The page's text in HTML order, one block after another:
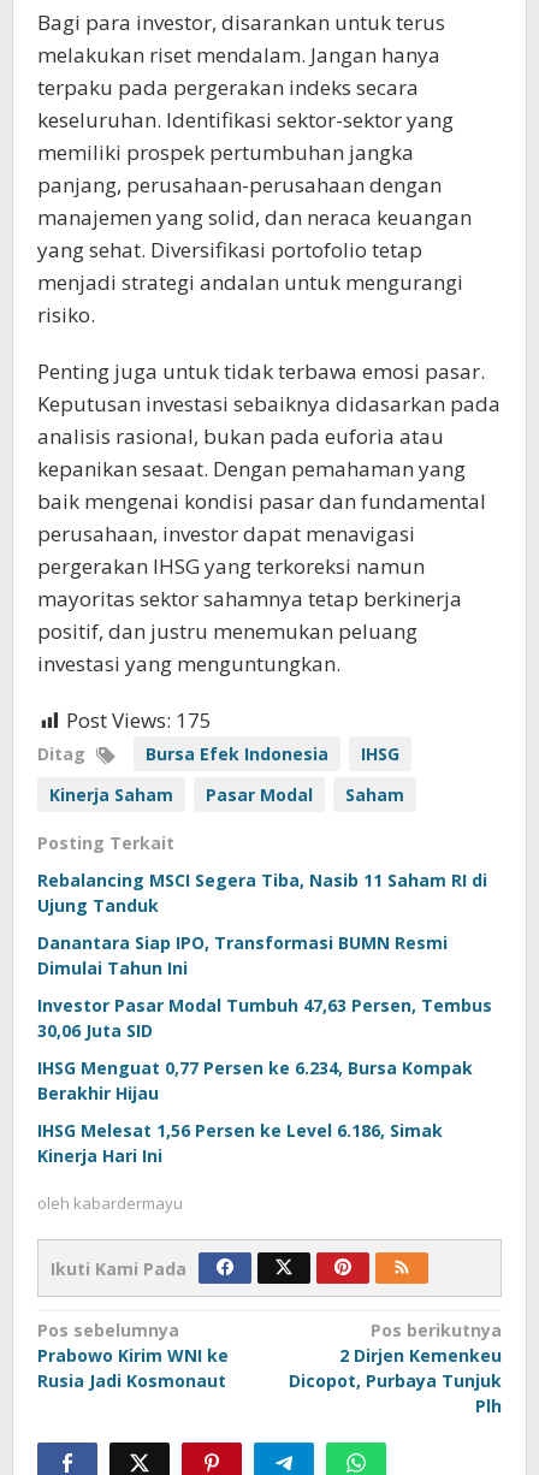
Bagi para investor, disarankan untuk terus
melakukan riset mendalam. Jangan hanya
terpaku pada pergerakan indeks secara
keseluruhan. Identifikasi sektor-sektor yang
memiliki prospek pertumbuhan jangka
panjang, perusahaan-perusahaan dengan
manajemen yang solid, dan neraca keuangan
yang sehat. Diversifikasi portofolio tetap
menjadi strategi andalan untuk mengurangi
risiko.
Penting juga untuk tidak terbawa emosi pasar.
Keputusan investasi sebaiknya didasarkan pada
analisis rasional, bukan pada euforia atau
kepanikan sesaat. Dengan pemahaman yang
baik mengenai kondisi pasar dan fundamental
perusahaan, investor dapat menavigasi
pergerakan IHSG yang terkoreksi namun
mayoritas sektor sahamnya tetap berkinerja
positif, dan justru menemukan peluang
investasi yang menguntungkan.
Post Views: 175
Ditag Bursa Efek Indonesia
IHSG
Kinerja Saham
Pasar Modal Saham
Posting Terkait
Rebalancing MSCI Segera Tiba, Nasib 11 Saham RI di
Ujung Tanduk
Danantara Siap IPO, Transformasi BUMN Resmi
Dimulai Tahun Ini
Investor Pasar Modal Tumbuh 47,63 Persen, Tembus
30,06 Juta SID
IHSG Menguat 0,77 Persen ke 6.234, Bursa Kompak
Berakhir Hijau
IHSG Melesat 1,56 Persen ke Level 6.186, Simak
Kinerja Hari Ini
oleh kabardermayu
Ikuti Kami Pada
Navigasi
pos
Pos sebelumnya
Prabowo Kirim WNI ke
Rusia Jadi Kosmonaut
Pos berikutnya
2 Dirjen Kemenkeu
Dicopot, Purbaya Tunjuk
Plh